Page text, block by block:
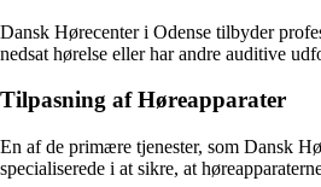
Dansk Hørecenter i Odense tilbyder
nedsat hørelse eller har andre auditive
Tilpasning af Høreapparater
En af de primære tjenester, som Dansk
specialiserede i at sikre, at